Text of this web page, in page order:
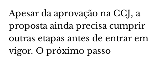
Apesar da aprovação na CCJ, a
proposta ainda precisa cumprir
outras etapas antes de entrar em
vigor. O próximo passo